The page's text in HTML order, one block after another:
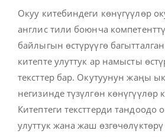
Окуу китебиндеги көнүгүүлөр
англис тили боюнча
байлыгын өстүрүүгө
китепте улуттук ар намысты
тексттер бар. Окутуунун жаңы
негизинде түзүлгөн көнүгүүлөр
Китептеги тексттерди тандоодо
улуттук жана жаш